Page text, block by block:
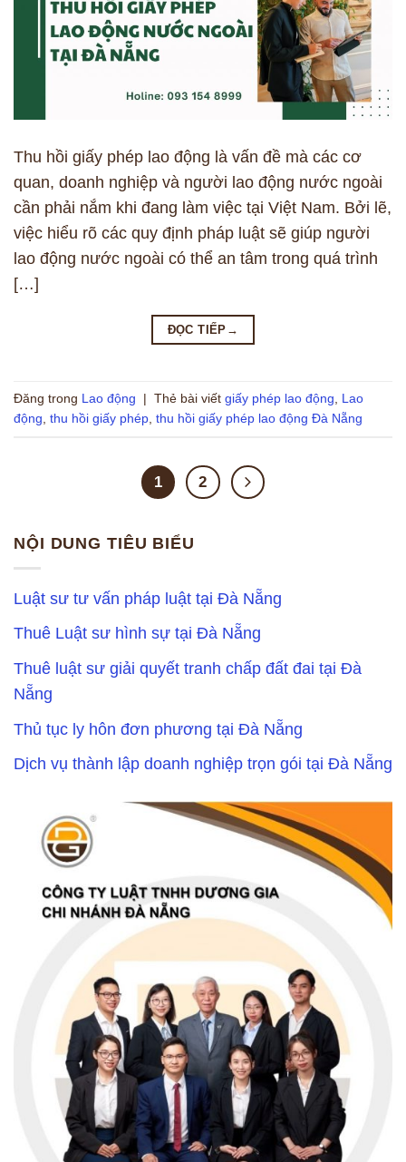
Thu hồi giấy phép lao động là vấn đề mà các cơ
quan, doanh nghiệp và người lao động nước ngoài
cần phải nắm khi đang làm việc tại Việt Nam. Bởi lẽ,
việc hiểu rõ các quy định pháp luật sẽ giúp người
lao động nước ngoài có thể an tâm trong quá trình
[…]
ĐỌC TIẾP →
Đăng trong Lao động | Thẻ bài viết giấy phép lao động, Lao
động, thu hồi giấy phép, thu hồi giấy phép lao động Đà Nẵng
1 2
NỘI DUNG TIÊU BIỂU
Luật sư tư vấn pháp luật tại Đà Nẵng
Thuê Luật sư hình sự tại Đà Nẵng
Thuê luật sư giải quyết tranh chấp đất đai tại Đà
Nẵng
Thủ tục ly hôn đơn phương tại Đà Nẵng
Dịch vụ thành lập doanh nghiệp trọn gói tại Đà Nẵng